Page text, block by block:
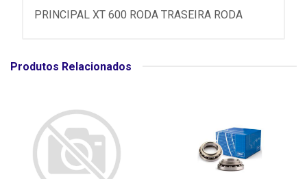
PRINCIPAL XT 600 RODA TRASEIRA RODA
Produtos Relacionados